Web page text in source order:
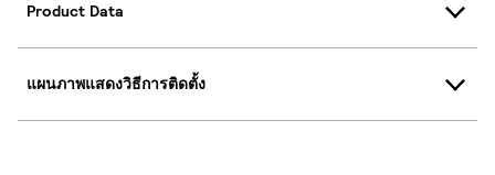
Product Data
แผนภาพแสดงวิธีการติดตั้ง